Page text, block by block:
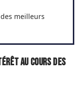
meilleurs
au cours des